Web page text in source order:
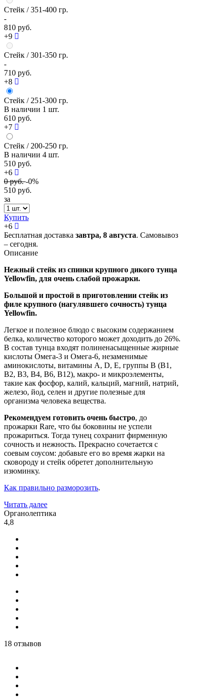
Стейк / 351-400 гр.
-
810 руб.
+9
Стейк / 301-350 гр.
-
710 руб.
+8
Стейк / 251-300 гр.
В наличии 1 шт.
610 руб.
+7
Стейк / 200-250 гр.
В наличии 4 шт.
510 руб.
+6
0руб.-0%
510 руб.
за
Купить
+6
Бесплатная доставка завтра, 8 августа. Самовывоз
– сегодня.
Описание
Нежный стейк из спинки крупного дикого тунца
Yellowfin, для очень слабой прожарки.
Большой и простой в приготовлении стейк из
филе крупного (нагулявшего сочность) тунца
Yellowfin.
Легкое и полезное блюдо с высоким содержанием
белка, количество которого может доходить до 26%.
В состав тунца входят полиненасыщенные жирные
кислоты Омега-3 и Омега-6, незаменимые
аминокислоты, витамины А, D, Е, группы В (В1,
В2, В3, В4, В6, В12), макро- и микроэлементы,
такие как фосфор, калий, кальций, магний, натрий,
железо, йод, селен и другие полезные для
организма человека вещества.
Рекомендуем готовить очень быстро, до
прожарки Rare, что бы боковины не успели
прожариться. Тогда тунец сохранит фирменную
сочность и нежность. Прекрасно сочетается с
соевым соусом: добавьте его во время жарки на
сковороду и стейк обретет дополнительную
изюминку.
Как правильно разморозить.
Читать далее
Органолептика
4,8
18 отзывов